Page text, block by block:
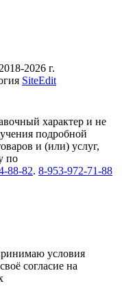
2026 г.
SiteEdit
характер и не
подробной
и (или) услуг,
по
88-82. 8-953-972-71-88
условия
согласие на